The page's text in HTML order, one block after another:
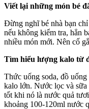
Viết lại những món bé
Đừng nghĩ bé nhà bạn
nếu không kiểm tra, hẳn
nhiều món mới. Nên cố
Tìm hiểu lượng kalo từ
Thức uống soda, đồ
kalo lớn. Nước lọc và sữa
tốt khi nó là nước quả
khoảng 100-120ml nước